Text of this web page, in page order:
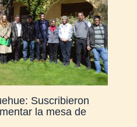
Suscribieron
la mesa de